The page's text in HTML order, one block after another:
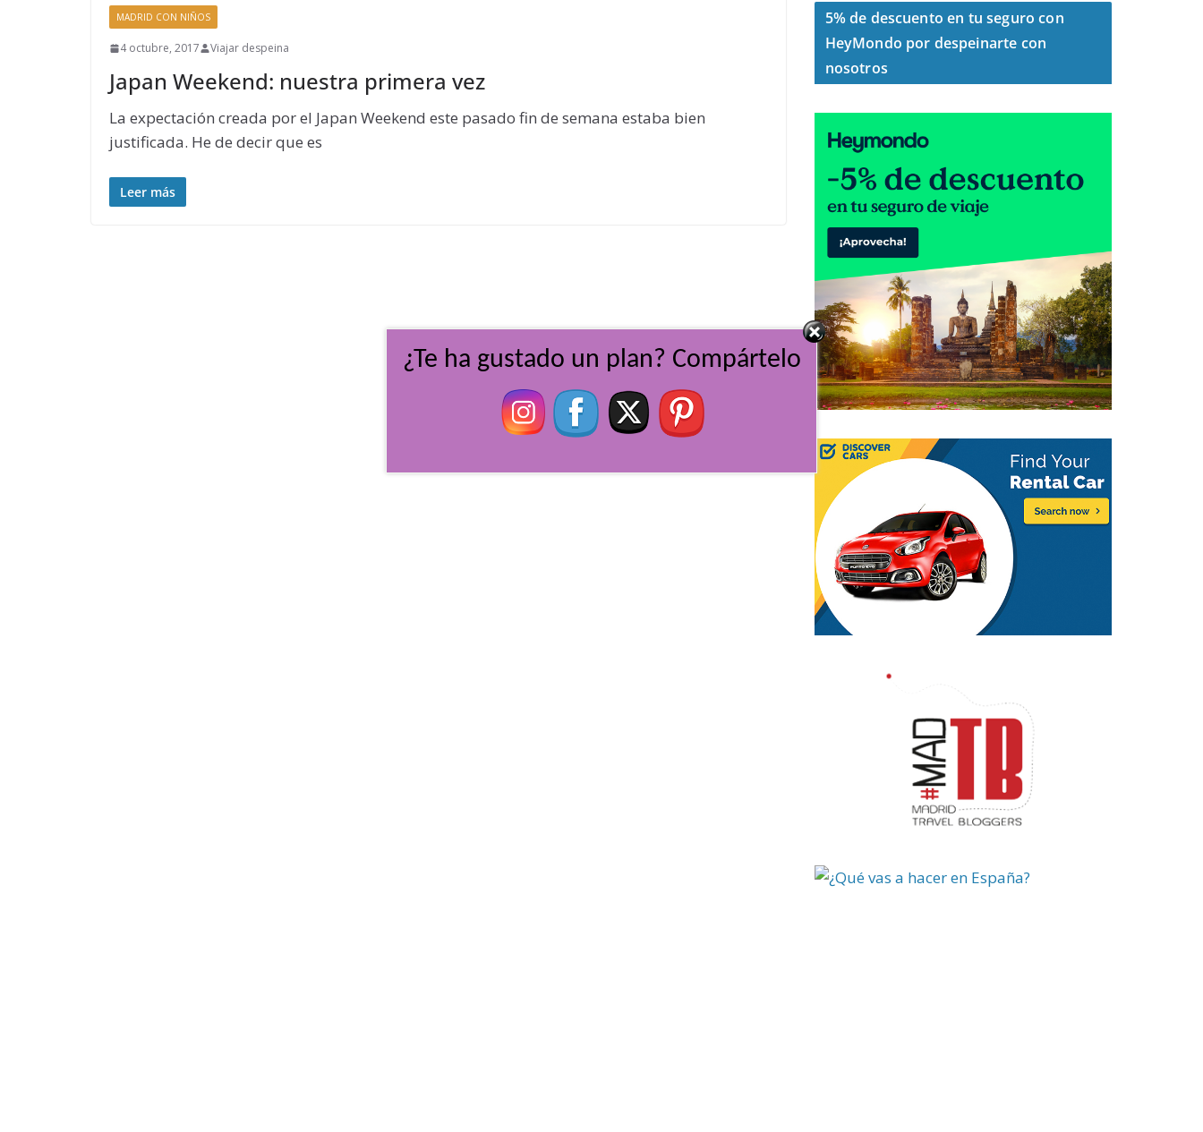
MADRID CON NIÑOS
4 octubre, 2017 Viajar despeina
Japan Weekend: nuestra primera vez
La expectación creada por el Japan Weekend este pasado fin de semana estaba bien
justificada. He de decir que es
Leer más
5% de descuento en tu seguro con
HeyMondo por despeinarte con
nosotros
¿Te ha gustado un plan? Compártelo